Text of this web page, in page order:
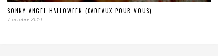
SONNY ANGEL HALLOWEEN (CADEAUX POUR VOUS)
7 octobre 2014